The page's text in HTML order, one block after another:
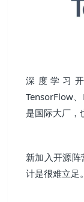
深度学习
TensorFlow
是国际大厂，
新加入开源阵
计是很难立足。